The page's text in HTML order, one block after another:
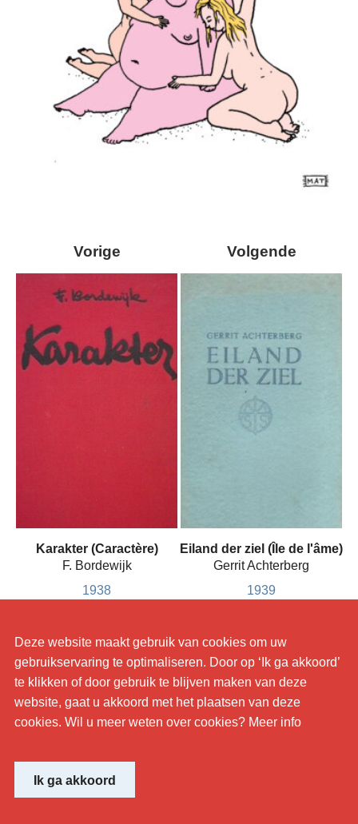
Vorige
Karakter (Caractère)
F. Bordewijk
1938
Volgende
Eiland der ziel (Île de l'âme)
Gerrit Achterberg
1939
Deze website maakt gebruik van cookies om uw
gebruikservaring te optimaliseren. Door op ‘Ik ga akkoord’
te klikken of door gebruik te blijven maken van deze
website, gaat u akkoord met het plaatsen van deze
cookies. Wil u meer weten over cookies? Meer info
Ik ga akkoord